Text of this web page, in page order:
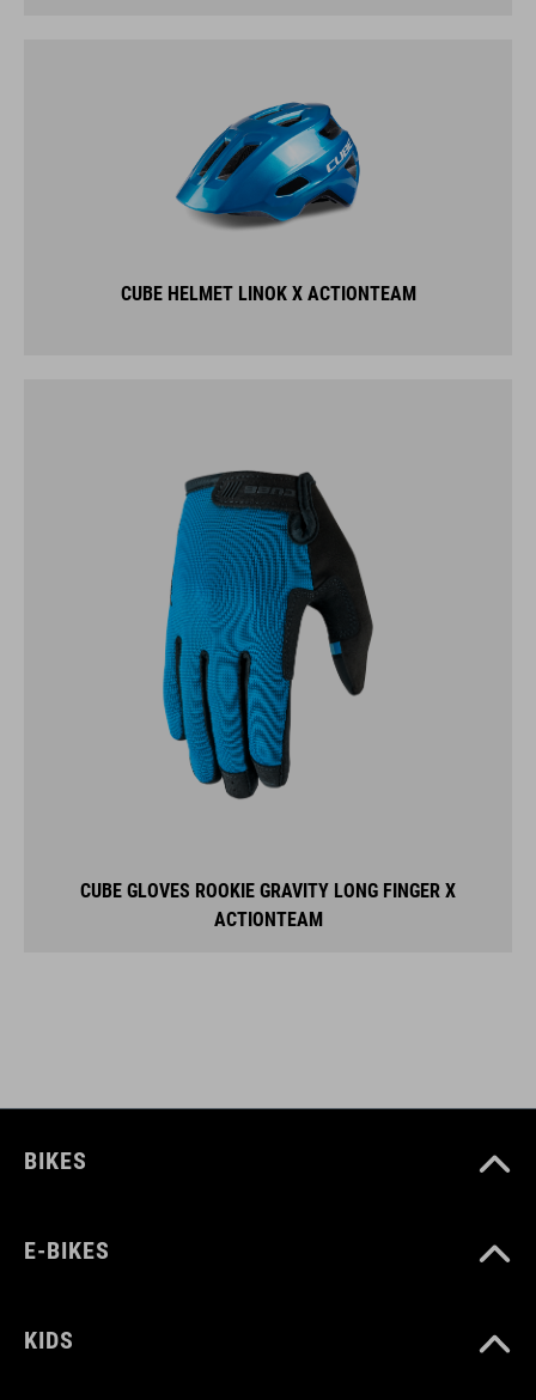
CUBE HELMET LINOK X ACTIONTEAM
CUBE GLOVES ROOKIE GRAVITY LONG FINGER X
ACTIONTEAM
BIKES
E-BIKES
KIDS